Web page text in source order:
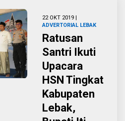
22 OKT 2019 |
ADVERTORIAL LEBAK
Ratusan
Santri Ikuti
Upacara
HSN Tingkat
Kabupaten
Lebak,